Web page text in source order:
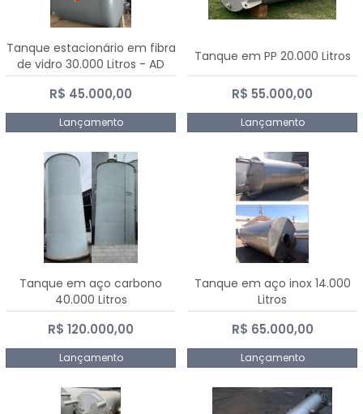
Tanque estacionário em fibra
de vidro 30.000 Litros - AD
Fibras
R$ 45.000,00
Lançamento
Tanque em PP 20.000 Litros
R$ 55.000,00
Lançamento
Tanque em aço carbono
40.000 Litros
R$ 120.000,00
Lançamento
Tanque em aço inox 14.000
Litros
R$ 65.000,00
Lançamento